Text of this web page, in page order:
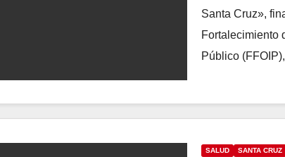
Santa Cruz»,
Fortalecimiento
Público
SALUD SANTA CRUZ